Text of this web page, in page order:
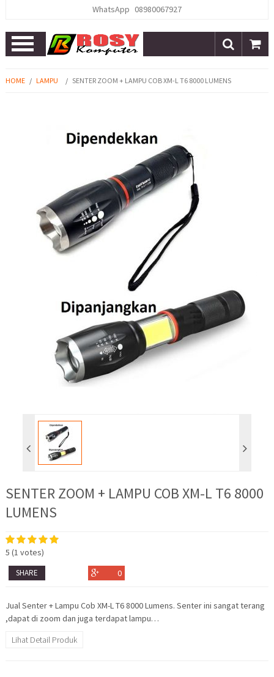
WhatsApp 08980067927
Open
Menu
HOME / LAMPU / SENTER ZOOM + LAMPU COB XM-L T6 8000 LUMENS
SENTER ZOOM + LAMPU COB XM-L T6 8000
LUMENS
5 (1 votes)
SHARE 0
Jual Senter + Lampu Cob XM-L T6 8000 Lumens. Senter ini sangat terang
,dapat di zoom dan juga terdapat lampu…
Lihat Detail Produk